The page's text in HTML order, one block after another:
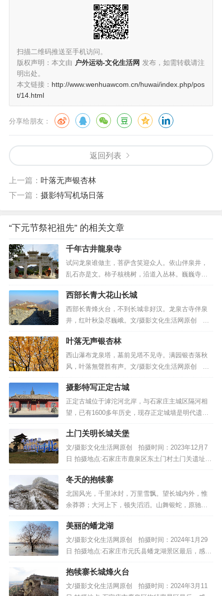
扫描二维码推送至手机访问。
版权声明：本文由 户外运动-文化生活网 发布，如需转载请注
明出处。
本文链接： http://www.wenhuawcom.cn/huwai/index.php/pos
t/14.html
分享给朋友：
返回列表
上一篇： 叶落无声银杏林
下一篇： 摄影特写机场日落
“下元节祭祀祖先” 的相关文章
千年古井龍泉寺
试问龙泉谁做主，菩萨含笑迎众人。依山伴泉井，
乱石亦是文。柿子核桃树，沿道入丛林。巍巍寺门
镇，玉石錾贤文。琉璃宫广博，深藏三宝魂。圣缘
功德组，网络传新文。与时更俱进，法不离世人。
文/龙泉寺官网 摄影/文化生活网原创 拍摄时间：
2023年10月21日 拍摄地点:石家庄市鹿泉区龙泉寺
最后，感谢大家点赞和关注。责任编辑/文化生活网
户外摄影...
西部长青大花山长城
西部长青烽火台，不到长城非好汉。龙泉古寺伴泉
井，红叶秋染尽巍峨。文/摄影文化生活网原创 拍
摄时间：2023年11月20日 拍摄地点:石家庄市鹿泉
区西部长青大花山长城最后，感谢大家点赞和关
注。责任编辑/文化生活网户外摄影...
叶落无声银杏林
西山瀑布龙泉塔，墓前见塔不见寺。满园银杏落秋
风，叶落無聲胜有声。文/摄影文化生活网原创 拍
摄时间：2023年11月25日 拍摄地点:石家庄市长安
公园湖光塔影银杏林最后，感谢大家点赞和关注。
责任编辑/文化生活网户外摄影...
摄影特写正定古城
正定古城位于滹沱河北岸，与石家庄主城区隔河相
望，已有1600多年历史，现存正定城墙是明代遗
存。正定是国家级历史文化名城、全国文明县城，
是三国名将赵子龙的故乡，素以“三山不见，九桥不
流，九楼四塔八大寺，二十四座金牌坊”而著称。“九
楼四塔八大寺”其中“九楼”指的是原城内的四个门
楼、四个角楼、还有阳和楼；“四塔”是凌霄塔、华
塔、须弥塔、澄灵塔；“八大寺”指的是隆兴寺、广惠
寺、临济寺、开元寺、天宁寺、洪济寺、舍利寺、
崇因寺。始建于隋代的隆兴寺被著名古建筑学家梁
思成先生誉为“京外名刹之首”，寺中的六处文物堪称
全国之最。荣国府是我国第一座影视拍摄基地，央
视八七版电视连续剧《红楼梦》的大部分场景在这
里拍摄。文/摄影文化生活网原创 拍摄时间：2023
年12月2日 拍摄地点:石家庄市正...
土门关明长城关堡
文/摄影文化生活网原创 拍摄时间：2023年12月7
日 拍摄地点:石家庄市鹿泉区东土门村土门关遗址最
后，感谢大家点赞和关注。责任编辑/文化生活网户
外摄影...
冬天的抱犊寨
北国风光，千里冰封，万里雪飘。望长城内外，惟
余莽莽；大河上下，顿失滔滔。山舞银蛇，原驰蜡
象，欲与天公试比高。须晴日，看红装素裹，分外
妖娆。江山如此多娇，引无数英雄竞折腰。惜秦皇
汉武，略输文采；唐宗宋祖，稍逊风骚。一代天
骄，成吉思汗，只识弯弓射大雕。俱往矣，数风流
人物，还看今朝。文/毛主席沁园春.雪 摄影/文化生
活网原创 拍摄时间:2023年12月11日 拍摄地点:石
家庄市鹿泉区抱犊寨风景区最后，感谢大家点赞和
美丽的蟠龙湖
文/摄影文化生活网原创 拍摄时间：2024年1月29
日 拍摄地点:石家庄市元氏县蟠龙湖景区最后，感谢
大家点赞和关注。责任编辑/文化生活网户外摄影...
抱犊寨长城烽火台
文/摄影文化生活网原创 拍摄时间：2024年3月11